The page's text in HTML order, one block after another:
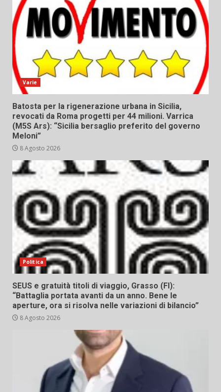
Varie
Batosta per la rigenerazione urbana in Sicilia,
revocati da Roma progetti per 44 milioni. Varrica
(M5S Ars): “Sicilia bersaglio preferito del governo
Meloni”
8 Agosto 2026
Politica
SEUS e gratuità titoli di viaggio, Grasso (FI):
“Battaglia portata avanti da un anno. Bene le
aperture, ora si risolva nelle variazioni di bilancio”
8 Agosto 2026